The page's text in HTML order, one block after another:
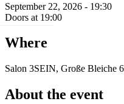
September 22, 2026 - 19:30
Doors at 19:00
Where
Salon 3SEIN, Große Bleiche
About the event